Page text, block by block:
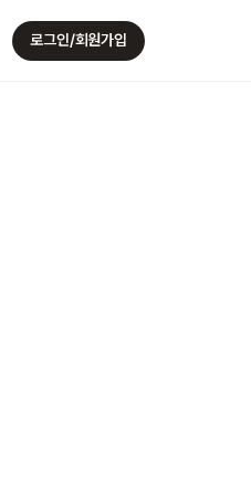
로그인/회원가입